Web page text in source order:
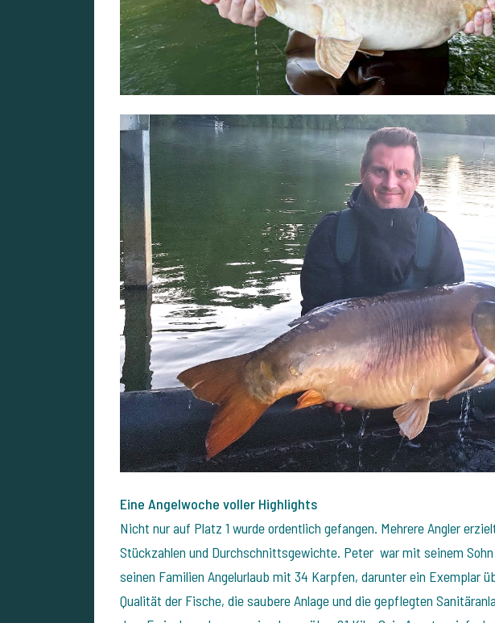
Eine Angelwoche voller Highlights
Nicht nur auf Platz 1 wurde ordentlich gefangen. Mehrere Angler
Stückzahlen und Durchschnittsgewichte. Peter war mit seinem
seinen Familien Angelurlaub mit 34 Karpfen, darunter ein Exemplar
Qualität der Fische, die saubere Anlage und die gepflegten